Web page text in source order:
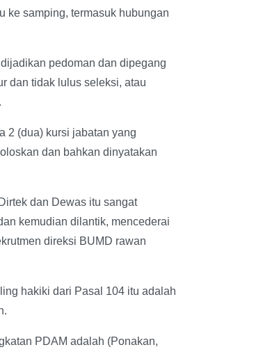
ke samping, termasuk hubungan
pedoman dan dipegang
dan tidak lulus seleksi, atau
2 (dua) kursi jabatan yang
dan bahkan dinyatakan
dan Dewas itu sangat
kemudian dilantik, mencederai
direksi BUMD rawan
hakiki dari Pasal 104 itu adalah
PDAM adalah (Ponakan,